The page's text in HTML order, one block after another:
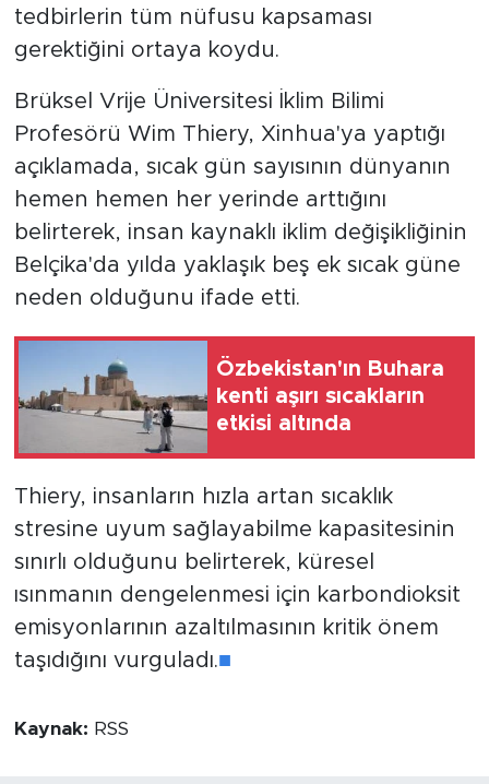
tedbirlerin tüm nüfusu kapsaması
gerektiğini ortaya koydu.
Brüksel Vrije Üniversitesi İklim Bilimi
Profesörü Wim Thiery, Xinhua'ya yaptığı
açıklamada, sıcak gün sayısının dünyanın
hemen hemen her yerinde arttığını
belirterek, insan kaynaklı iklim değişikliğinin
Belçika'da yılda yaklaşık beş ek sıcak güne
neden olduğunu ifade etti.
Özbekistan'ın Buhara
kenti aşırı sıcakların
etkisi altında
Thiery, insanların hızla artan sıcaklık
stresine uyum sağlayabilme kapasitesinin
sınırlı olduğunu belirterek, küresel
ısınmanın dengelenmesi için karbondioksit
emisyonlarının azaltılmasının kritik önem
taşıdığını vurguladı.■
Kaynak: RSS